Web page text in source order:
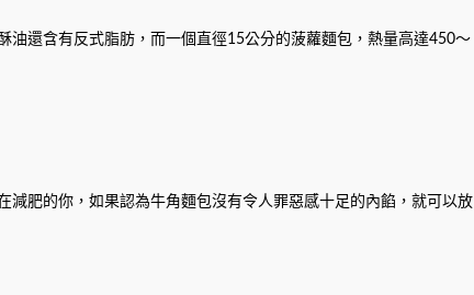
還含有反式脂肪，而一個直徑15公分的菠蘿麵包，熱量高達450～
肥的你，如果認為牛角麵包沒有令人罪惡感十足的內餡，就可以放